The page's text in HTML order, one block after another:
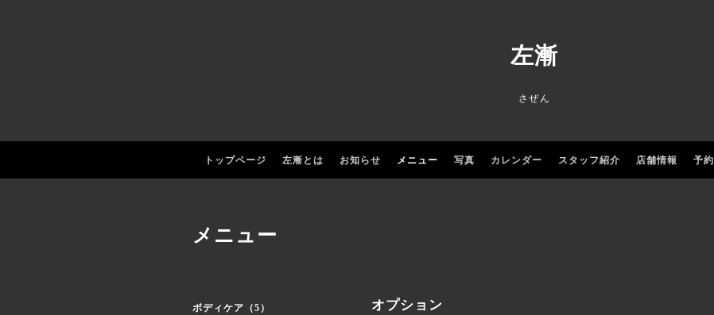
左漸
さぜん
トップページ 左漸とは お知らせ メニュー 写真 カレンダー スタッフ紹介 店舗情報 予約
ボディケア（5）
メニュー
オプション